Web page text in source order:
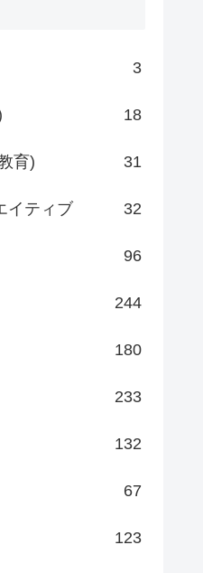
3
18
育) 31
イティブ 32
96
244
180
233
132
67
123